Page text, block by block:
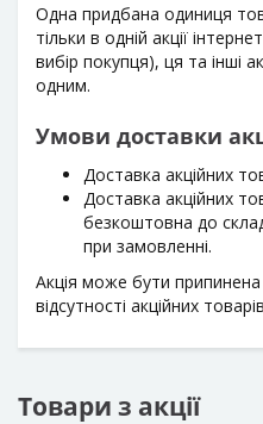
Одна придбана одиниця
тільки в одній акції
вибір покупця), ця та інші
одним.
Умови доставки
Доставка акційних
Доставка акційних
безкоштовна до
при замовленні.
Акція може бути
відсутності акційних
Товари з акції